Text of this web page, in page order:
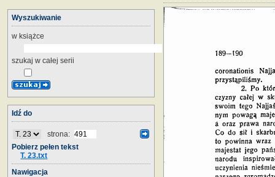
Wyszukiwanie
w książce
szukaj w całej serii
Idź do
strona:
Pobierz pełen tekst
T. 23.txt
Nawigacja